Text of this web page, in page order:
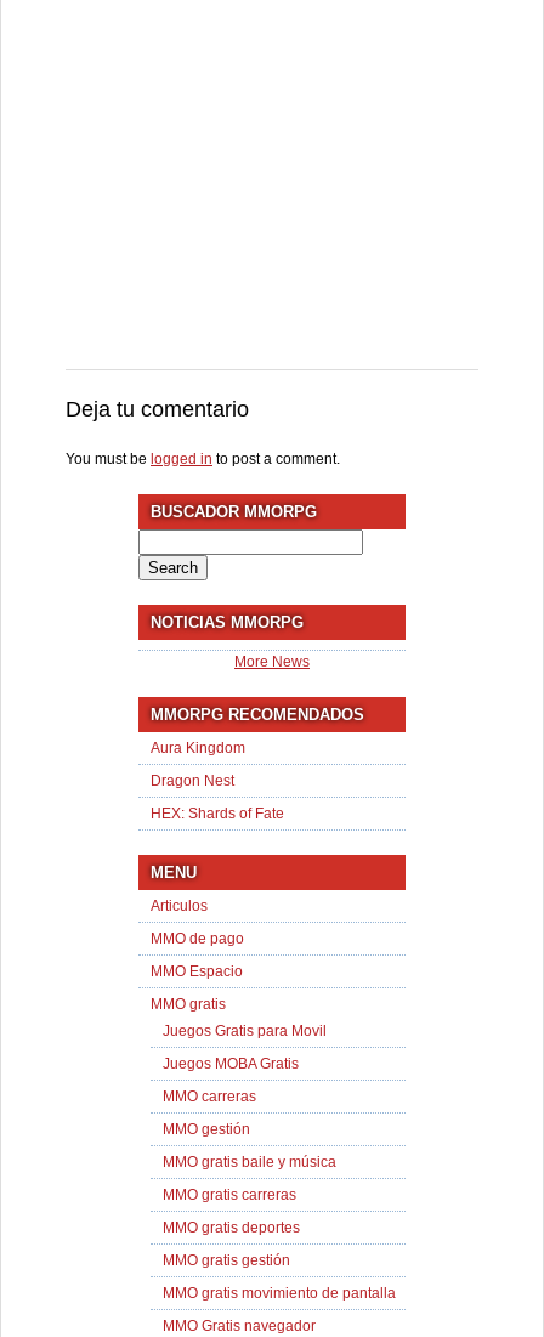
Deja tu comentario
You must be logged in to post a comment.
BUSCADOR MMORPG
for:
NOTICIAS MMORPG
More News
MMORPG RECOMENDADOS
Aura Kingdom
Dragon Nest
HEX: Shards of Fate
MENU
Articulos
MMO de pago
MMO Espacio
MMO gratis
Juegos Gratis para Movil
Juegos MOBA Gratis
MMO carreras
MMO gestión
MMO gratis baile y música
MMO gratis carreras
MMO gratis deportes
MMO gratis gestión
MMO gratis movimiento de pantalla
MMO Gratis navegador